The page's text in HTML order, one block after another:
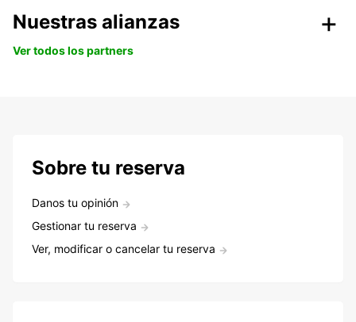
Nuestras alianzas
Ver todos los partners
Sobre tu reserva
Danos tu opinión
Gestionar tu reserva
Ver, modificar o cancelar tu reserva